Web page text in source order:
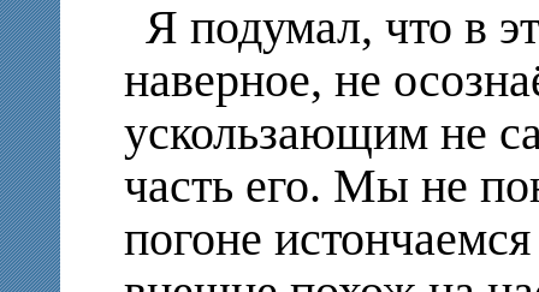
Я подумал, что в
наверное, не
ускользающим не
часть его. Мы не
погоне